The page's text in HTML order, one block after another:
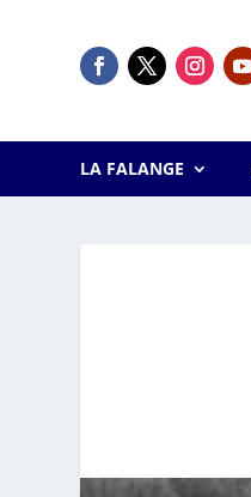
LA FALANGE